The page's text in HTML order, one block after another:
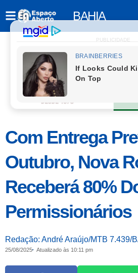
BAHIA
PUBLICIDADE
Com Entrega
Outubro, Nova
Receberá 80%
Permissionários
Redação: André Araújo/MTB 7.439/
25/08/2025 Atualizado às 10:11 pm